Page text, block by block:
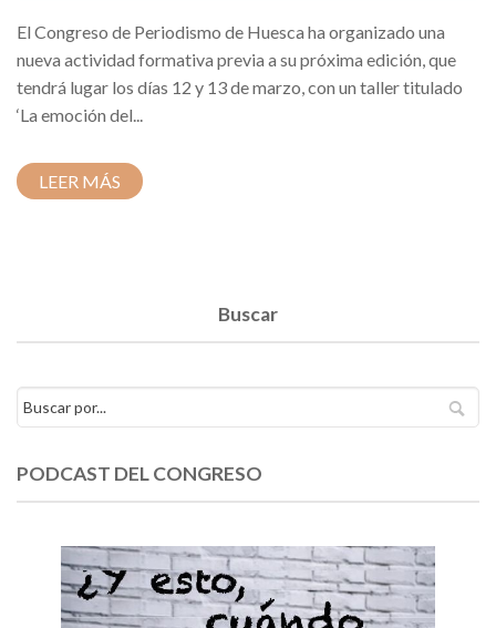
El Congreso de Periodismo de Huesca ha organizado una
nueva actividad formativa previa a su próxima edición, que
tendrá lugar los días 12 y 13 de marzo, con un taller titulado
‘La emoción del...
LEER MÁS
Buscar
PODCAST DEL CONGRESO